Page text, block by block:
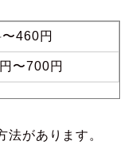
460円
〜700円
があります。